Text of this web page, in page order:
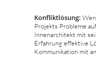
Konfliktlösung:
Projekts Probleme
Innenarchitekt mit
Erfahrung effektive
Kommunikation mit